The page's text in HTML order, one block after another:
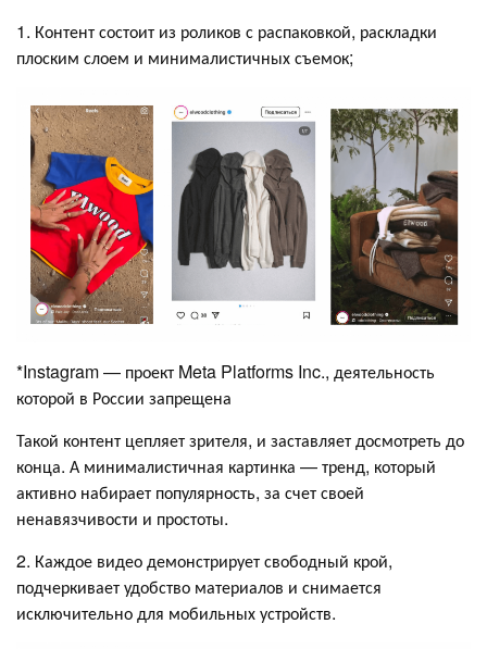
1. Контент состоит из роликов с распаковкой, раскладки
плоским слоем и минималистичных съемок;
*Instagram — проект Meta Platforms Inc., деятельность
которой в России запрещена
Такой контент цепляет зрителя, и заставляет досмотреть до
конца. А минималистичная картинка — тренд, который
активно набирает популярность, за счет своей
ненавязчивости и простоты.
2. Каждое видео демонстрирует свободный крой,
подчеркивает удобство материалов и снимается
исключительно для мобильных устройств.